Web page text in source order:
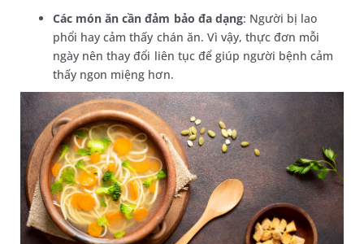
Các món ăn cần đảm bảo đa dạng: Người bị lao
phổi hay cảm thấy chán ăn. Vì vậy, thực đơn mỗi
ngày nên thay đổi liên tục để giúp người bệnh cảm
thấy ngon miệng hơn.